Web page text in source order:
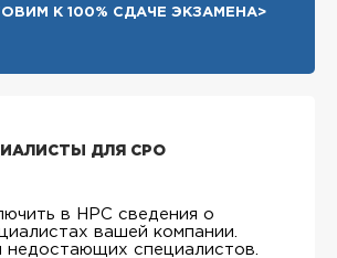
К 100% СДАЧЕ ЭКЗАМЕНА>
ДЛЯ СРО
в НРС сведения о
вашей компании.
недостающих специалистов.